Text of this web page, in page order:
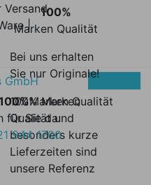
Versand
|
Marken Qualität
100%
Marken Qualität
Bei uns erhalten
Sie nur Originale!
100% Marken
Qualität und
besonders kurze
Lieferzeiten sind
unsere Referenz
für Sie da:
944 1700